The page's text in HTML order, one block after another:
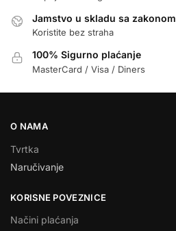
Jamstvo u skladu sa zakonom
Koristite bez straha
100% Sigurno plaćanje
MasterCard / Visa / Diners
O NAMA
Tvrtka
Naručivanje
KORISNE POVEZNICE
Načini plaćanja